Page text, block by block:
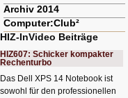
Archiv 2014
Computer:Club²
HIZ-InVideo Beiträge
HIZ607: Schicker kompakter
Rechenturbo
Das Dell XPS 14 Notebook ist
sowohl für den professionellen